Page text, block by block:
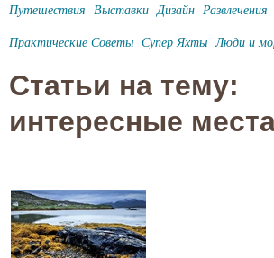
Путешествия Выставки Дизайн Развлечения
Практические Советы Супер Яхты Люди и
Статьи на тему:
интересные